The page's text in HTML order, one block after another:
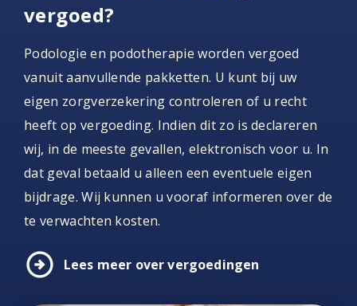
vergoed?
Podologie en podotherapie worden vergoed
vanuit aanvullende pakketten. U kunt bij uw
eigen zorgverzekering controleren of u recht
heeft op vergoeding. Indien dit zo is declareren
wij, in de meeste gevallen, elektronisch voor u. In
dat geval betaald u alleen een eventuele eigen
bijdrage. Wij kunnen u vooraf informeren over de
te verwachten kosten.
arrow_circle_right Lees meer over vergoedingen